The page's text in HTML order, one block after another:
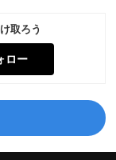
取ろう
ロー